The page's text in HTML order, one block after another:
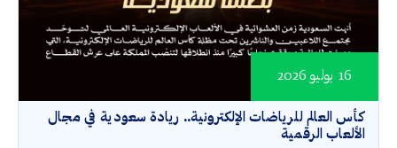
كأس العالم للرياضات الإلكترونية.. ريادة سعودية في مجال
الألعاب الرقمية
16 يوليو 2026